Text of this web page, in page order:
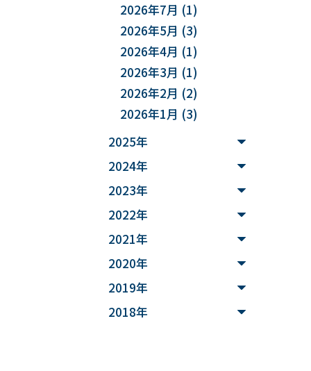
#データ利活用
#FD研修会 #YUDS
#庄内地方 #防災
#減災 #麻酔科学
#DSカフェ
# Fusion
# MATLAB
#DXハイスクール
#土砂災害ハザード評価
#能登半島地震被害調査
2026年7月 (1)
2026年5月 (3)
2026年4月 (1)
2026年3月 (1)
2026年2月 (2)
2026年1月 (3)
2025年
2024年
2023年
2022年
2021年
2020年
2019年
2018年